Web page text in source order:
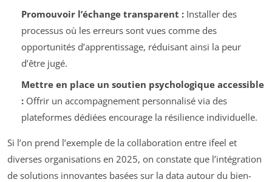
Promouvoir l’échange transparent :Installer des
processus où les erreurs sont vues comme des
opportunités d’apprentissage, réduisant ainsi la peur
d’être jugé.
Mettre en place un soutien psychologique accessible
:Offrir un accompagnement personnalisé via des
plateformes dédiées encourage la résilience individuelle.
Si l’on prend l’exemple de la collaboration entre ifeel et
diverses organisations en 2025, on constate que l’intégration
de solutions innovantes basées sur la data autour du bien-